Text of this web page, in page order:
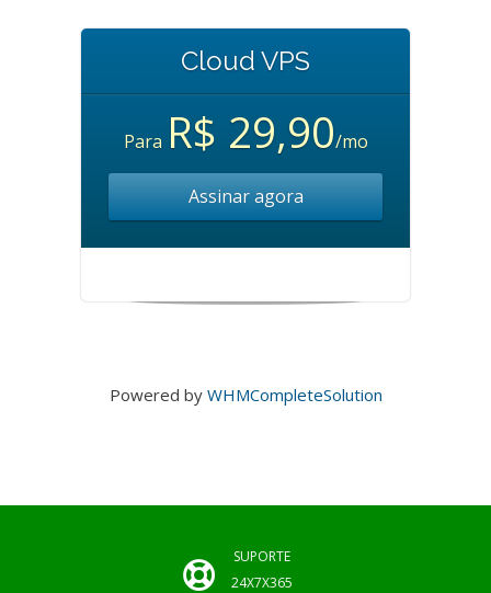
Cloud VPS
Para R$ 29,90/mo
Assinar agora
Powered by WHMCompleteSolution
SUPORTE
24X7X365